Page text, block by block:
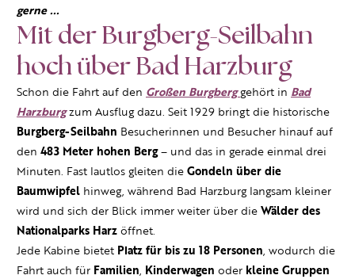
gerne ...
Mit der Burgberg-Seilbahn
hoch über Bad Harzburg
Schon die Fahrt auf den Großen Burgberggehört in Bad
Harzburgzum Ausflug dazu. Seit 1929 bringt die historische
Burgberg-Seilbahn Besucherinnen und Besucher hinauf auf
den 483 Meter hohen Berg– und das in gerade einmal drei
Minuten. Fast lautlos gleiten die Gondeln über die
Baumwipfel hinweg, während Bad Harzburg langsam kleiner
wird und sich der Blick immer weiter über die Wälder des
Nationalparks Harz öffnet.
Jede Kabine bietet Platz für bis zu 18 Personen, wodurch die
Fahrt auch für Familien, Kinderwagen oder kleine Gruppen